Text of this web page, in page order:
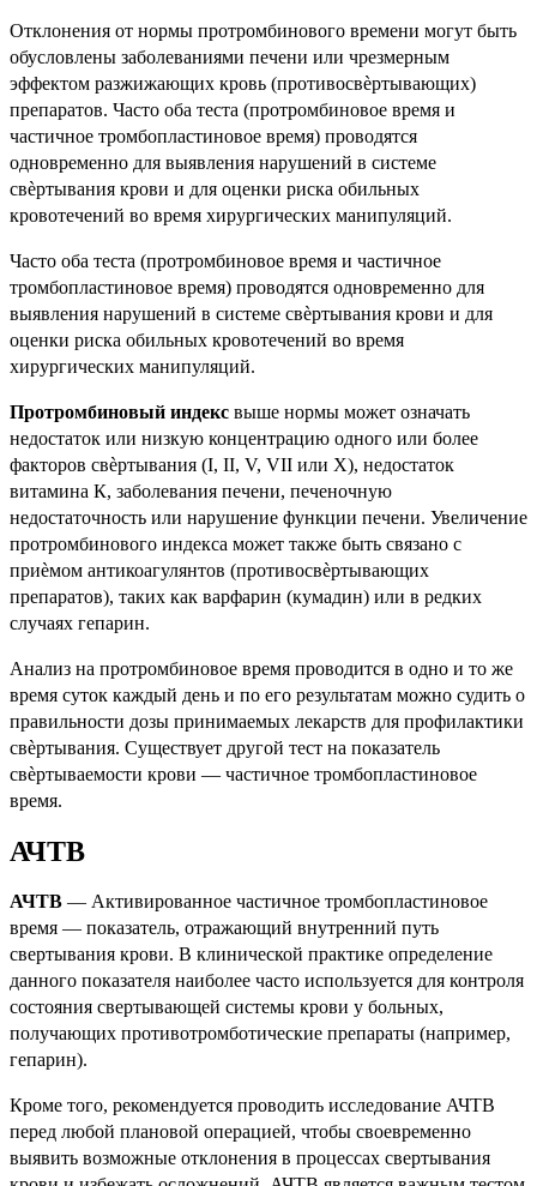
Отклонения от нормы протромбинового времени могут быть
обусловлены заболеваниями печени или чрезмерным
эффектом разжижающих кровь (противосвѐртывающих)
препаратов. Часто оба теста (протромбиновое время и
частичное тромбопластиновое время) проводятся
одновременно для выявления нарушений в системе
свѐртывания крови и для оценки риска обильных
кровотечений во время хирургических манипуляций.
Часто оба теста (протромбиновое время и частичное
тромбопластиновое время) проводятся одновременно для
выявления нарушений в системе свѐртывания крови и для
оценки риска обильных кровотечений во время
хирургических манипуляций.
Протромбиновый индекс выше нормы может означать
недостаток или низкую концентрацию одного или более
факторов свѐртывания (I, II, V, VII или X), недостаток
витамина К, заболевания печени, печеночную
недостаточность или нарушение функции печени. Увеличение
протромбинового индекса может также быть связано с
приѐмом антикоагулянтов (противосвѐртывающих
препаратов), таких как варфарин (кумадин) или в редких
случаях гепарин.
Анализ на протромбиновое время проводится в одно и то же
время суток каждый день и по его результатам можно судить о
правильности дозы принимаемых лекарств для профилактики
свѐртывания. Существует другой тест на показатель
свѐртываемости крови — частичное тромбопластиновое
время.
АЧТВ
АЧТВ — Активированное частичное тромбопластиновое
время — показатель, отражающий внутренний путь
свертывания крови. В клинической практике определение
данного показателя наиболее часто используется для контроля
состояния свертывающей системы крови у больных,
получающих противотромботические препараты (например,
гепарин).
Кроме того, рекомендуется проводить исследование АЧТВ
перед любой плановой операцией, чтобы своевременно
выявить возможные отклонения в процессах свертывания